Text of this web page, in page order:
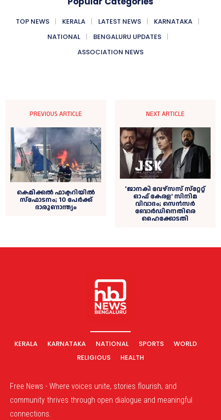
TOP NEWS KERALA LATEST NEWS
KARNATAKA
NATIONAL
BENGALURU UPDATES
ASSOCIATION NEWS
PREVIOUS ARTICLE
കെമിക്കല്‍ ഫാക്ടറിയില്‍
സ്ഫോടനം; 10 പേര്‍ക്ക്
ദാരുണാന്ത്യം
NEXT ARTICLE
‘ജാനകി വേഴ്‌സസ് സ്‌റ്റേറ്റ്
ഓഫ് കേരള’ സിനിമ
വിവാദം; സെന്‍സര്‍
ബോര്‍ഡിനെതിരെ
ഹൈക്കോടതി
KERALA KARNATAKA NATIONAL SPORTS
WORLD
RELIGIOUS
HEALTH
Free News - Where voices unite, stories flourish, and
community thrives through open dialogue and meaningful
connections.